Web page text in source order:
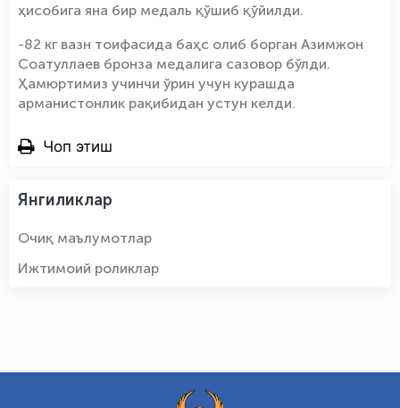
ҳисобига яна бир медаль қўшиб қўйилди.
-82 кг вазн тоифасида баҳс олиб борган Азимжон
Соатуллаев бронза медалига сазовор бўлди.
Ҳамюртимиз учинчи ўрин учун курашда
арманистонлик рақибидан устун келди.
Чоп этиш
Янгиликлар
Очиқ маълумотлар
Ижтимоий роликлар